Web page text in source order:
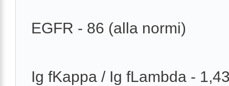
EGFR - 86 (alla normi)
Ig fKappa / Ig fLambda -